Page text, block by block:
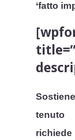
‘fatto
tenuto